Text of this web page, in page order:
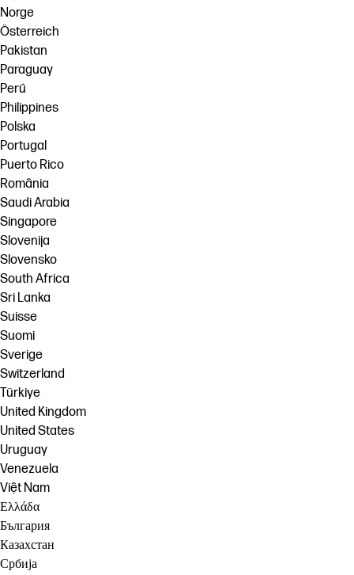
Norge
Österreich
Pakistan
Paraguay
Perú
Philippines
Polska
Portugal
Puerto Rico
România
Saudi Arabia
Singapore
Slovenija
Slovensko
South Africa
Sri Lanka
Suisse
Suomi
Sverige
Switzerland
Türkiye
United Kingdom
United States
Uruguay
Venezuela
Việt Nam
Ελλάδα
България
Казахстан
Србија